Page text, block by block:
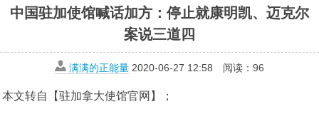
中国驻加使馆喊话加方：停止就康明凯、迈克尔
案说三道四
满满的正能量 2020-06-27 12:58 阅读： 96
本文转自【驻加拿大使馆官网】；